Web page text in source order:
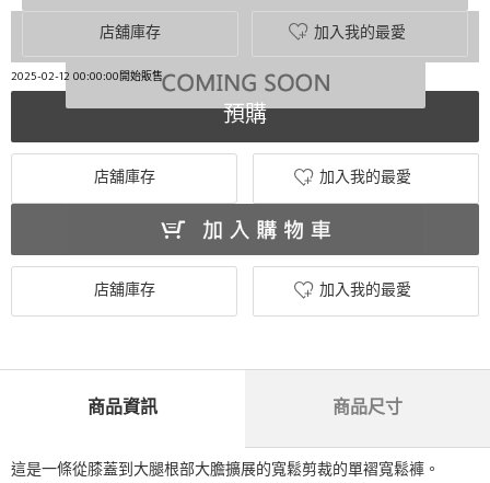
店舖庫存 加入我的最愛
2025-02-12 00:00:00開始販售
預購
店舖庫存 加入我的最愛
店舖庫存 加入我的最愛
商品資訊 商品尺寸
這是一條從膝蓋到大腿根部大膽擴展的寬鬆剪裁的單褶寬鬆褲。